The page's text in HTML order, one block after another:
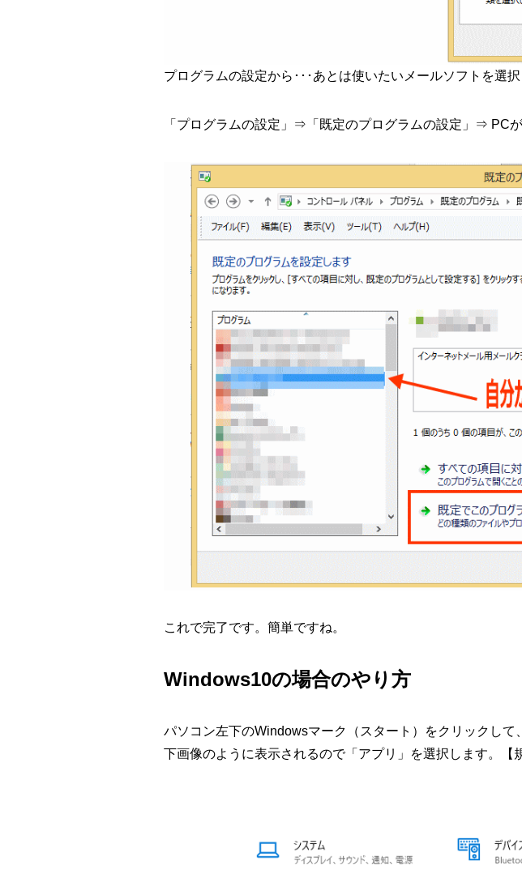
プログラムの設定から･･･あとは使いたいメールソフトを選
「プログラムの設定」⇒「既定のプログラムの設定」⇒ PC
これで完了です。簡単ですね。
Windows10の場合のやり方
パソコン左下のWindowsマーク（スタート）をクリックし
下画像のように表示されるので「アプリ」を選択します。【